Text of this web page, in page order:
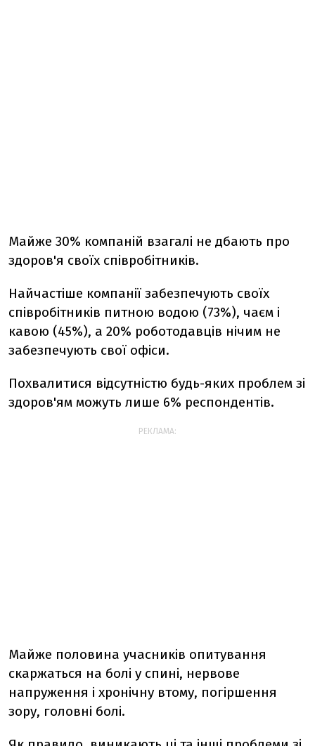
Майже 30% компаній взагалі не дбають про
здоров'я своїх співробітників.
Найчастіше компанії забезпечують своїх
співробітників питною водою (73%), чаєм і
кавою (45%), а 20% роботодавців нічим не
забезпечують свої офіси.
Похвалитися відсутністю будь-яких проблем зі
здоров'ям можуть лише 6% респондентів.
РЕКЛАМА:
Майже половина учасників опитування
скаржаться на болі у спині, нервове
напруження і хронічну втому, погіршення
зору, головні болі.